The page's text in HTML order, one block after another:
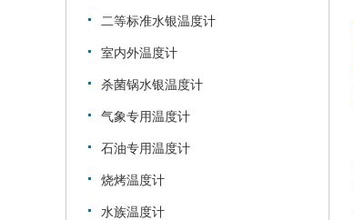
二等标准水银温度计
室内外温度计
杀菌锅水银温度计
气象专用温度计
石油专用温度计
烧烤温度计
水族温度计